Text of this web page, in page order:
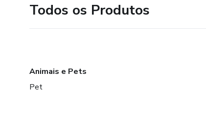
Todos os Produtos
Animais e Pets
Pet